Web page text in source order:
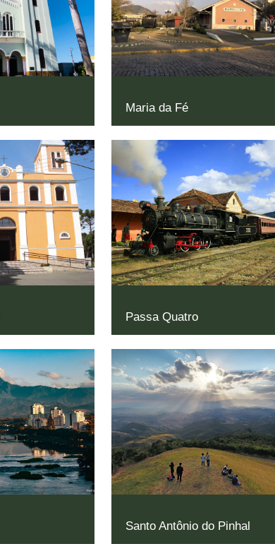
Maria da Fé
Passa Quatro
Santo Antônio do Pinhal